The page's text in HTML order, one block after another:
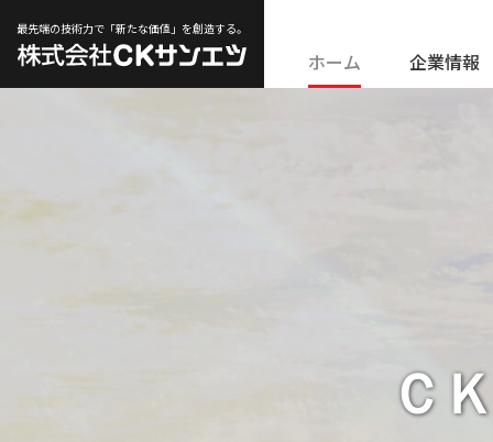
最先端の技術力で「新たな価値」を創造する。
ホーム 企業情報
Ｃ